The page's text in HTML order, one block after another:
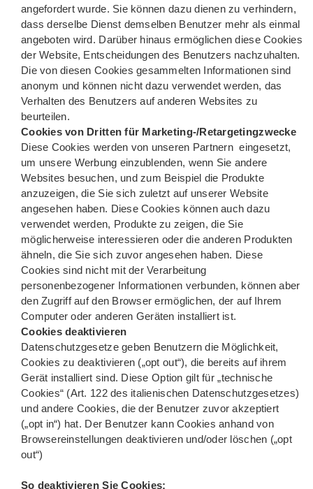
angefordert wurde. Sie können dazu dienen zu verhindern,
dass derselbe Dienst demselben Benutzer mehr als einmal
angeboten wird. Darüber hinaus ermöglichen diese Cookies
der Website, Entscheidungen des Benutzers nachzuhalten.
Die von diesen Cookies gesammelten Informationen sind
anonym und können nicht dazu verwendet werden, das
Verhalten des Benutzers auf anderen Websites zu
beurteilen.
Cookies von Dritten für Marketing-/Retargetingzwecke
Diese Cookies werden von unseren Partnern eingesetzt,
um unsere Werbung einzublenden, wenn Sie andere
Websites besuchen, und zum Beispiel die Produkte
anzuzeigen, die Sie sich zuletzt auf unserer Website
angesehen haben. Diese Cookies können auch dazu
verwendet werden, Produkte zu zeigen, die Sie
möglicherweise interessieren oder die anderen Produkten
ähneln, die Sie sich zuvor angesehen haben. Diese
Cookies sind nicht mit der Verarbeitung
personenbezogener Informationen verbunden, können aber
den Zugriff auf den Browser ermöglichen, der auf Ihrem
Computer oder anderen Geräten installiert ist.
Cookies deaktivieren
Datenschutzgesetze geben Benutzern die Möglichkeit,
Cookies zu deaktivieren („opt out“), die bereits auf ihrem
Gerät installiert sind. Diese Option gilt für „technische
Cookies“ (Art. 122 des italienischen Datenschutzgesetzes)
und andere Cookies, die der Benutzer zuvor akzeptiert
(„opt in“) hat. Der Benutzer kann Cookies anhand von
Browsereinstellungen deaktivieren und/oder löschen („opt
out“)
So deaktivieren Sie Cookies: